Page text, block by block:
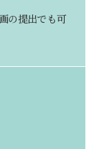
の提出でも可